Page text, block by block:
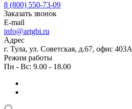
8 (800) 550-73-09
Заказать звонок
E-mail
info@artgbi.ru
Адрес
г. Тула, ул. Советская, д.67, офис 403А
Режим работы
Пн - Вс: 9.00 - 18.00